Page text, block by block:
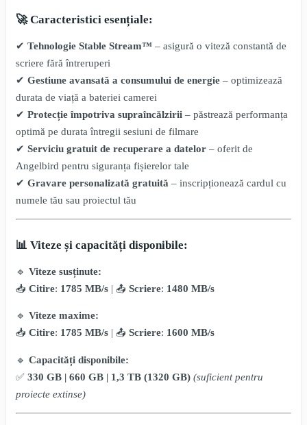
🚀 Caracteristici esențiale:
✔ Tehnologie Stable Stream™ – asigură o viteză constantă de
scriere fără întreruperi
✔ Gestiune avansată a consumului de energie – optimizează
durata de viață a bateriei camerei
✔ Protecție împotriva supraîncălzirii – păstrează performanța
optimă pe durata întregii sesiuni de filmare
✔ Serviciu gratuit de recuperare a datelor – oferit de
Angelbird pentru siguranța fișierelor tale
✔ Gravare personalizată gratuită – inscripționează cardul cu
numele tău sau proiectul tău
📊 Viteze și capacități disponibile:
🔹 Viteze susținute:
📥 Citire: 1785 MB/s | 📤 Scriere: 1480 MB/s
🔹 Viteze maxime:
📥 Citire: 1785 MB/s | 📤 Scriere: 1600 MB/s
🔹 Capacități disponibile:
✅ 330 GB | 660 GB | 1,3 TB (1320 GB) (suficient pentru
proiecte extinse)